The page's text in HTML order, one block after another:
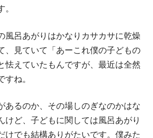
風呂あがりはかなりカサカサに乾燥
、見ていて「あーこれ僕の子どもの
えていたもんですが、最近は全然
すね。
あるのか、その場しのぎなのかはな
けど、子どもに関しては風呂あがり
けでも結構ありがたいです。僕みた